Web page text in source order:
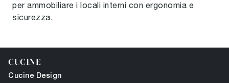
per ammobiliare i locali interni con ergonomia e
sicurezza.
CUCINE
Cucine Design